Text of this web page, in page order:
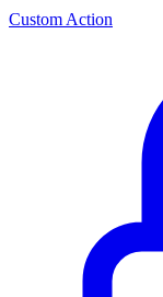
Custom Action